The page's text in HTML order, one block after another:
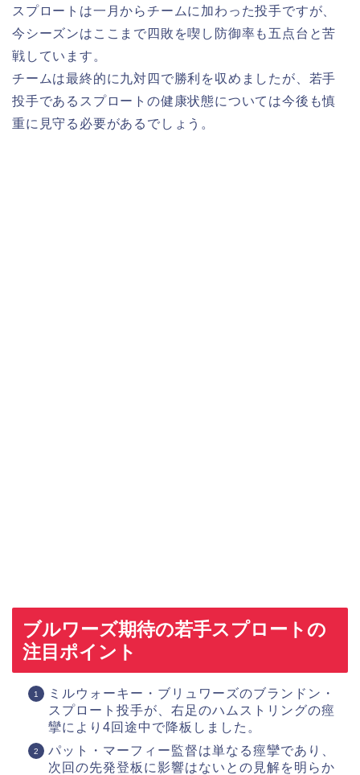
スプロートは一月からチームに加わった投手ですが、
今シーズンはここまで四敗を喫し防御率も五点台と苦
戦しています。
チームは最終的に九対四で勝利を収めましたが、若手
投手であるスプロートの健康状態については今後も慎
重に見守る必要があるでしょう。
ブルワーズ期待の若手スプロートの
注目ポイント
ミルウォーキー・ブリュワーズのブランドン・
スプロート投手が、右足のハムストリングの痙
攣により4回途中で降板しました。
パット・マーフィー監督は単なる痙攣であり、
次回の先発登板に影響はないとの見解を明らか